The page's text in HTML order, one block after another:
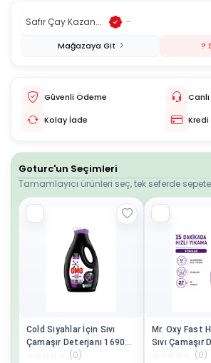
Safir Çay Kazan... -
Mağazaya Git ?
Güvenli Ödeme
Kolay İade
Kredi
Goturc'un Seçimleri
Tamamlayıcı ürünleri seç, tek seferde
Cold Siyahlar İçin Sıvı
Çamaşır Deterjanı 1690
(0)
Mr. Oxy Fast
Sıvı Çamaşır
(0)